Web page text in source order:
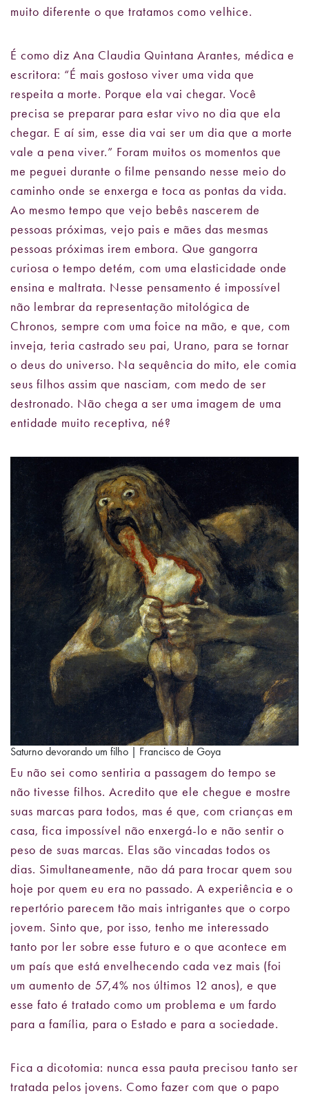
muito diferente o que tratamos como velhice.
É como diz Ana Claudia Quintana Arantes, médica e
escritora: “É mais gostoso viver uma vida que
respeita a morte. Porque ela vai chegar. Você
precisa se preparar para estar vivo no dia que ela
chegar. E aí sim, esse dia vai ser um dia que a morte
vale a pena viver.” Foram muitos os momentos que
me peguei durante o filme pensando nesse meio do
caminho onde se enxerga e toca as pontas da vida.
Ao mesmo tempo que vejo bebês nascerem de
pessoas próximas, vejo pais e mães das mesmas
pessoas próximas irem embora. Que gangorra
curiosa o tempo detém, com uma elasticidade onde
ensina e maltrata. Nesse pensamento é impossível
não lembrar da representação mitológica de
Chronos, sempre com uma foice na mão, e que, com
inveja, teria castrado seu pai, Urano, para se tornar
o deus do universo. Na sequência do mito, ele comia
seus filhos assim que nasciam, com medo de ser
destronado. Não chega a ser uma imagem de uma
entidade muito receptiva, né?
Saturno devorando um filho | Francisco de Goya
Eu não sei como sentiria a passagem do tempo se
não tivesse filhos. Acredito que ele chegue e mostre
suas marcas para todos, mas é que, com crianças em
casa, fica impossível não enxergá-lo e não sentir o
peso de suas marcas. Elas são vincadas todos os
dias. Simultaneamente, não dá para trocar quem sou
hoje por quem eu era no passado. A experiência e o
repertório parecem tão mais intrigantes que o corpo
jovem. Sinto que, por isso, tenho me interessado
tanto por ler sobre esse futuro e o que acontece em
um país que está envelhecendo cada vez mais (foi
um aumento de 57,4% nos últimos 12 anos), e que
esse fato é tratado como um problema e um fardo
para a família, para o Estado e para a sociedade.
Fica a dicotomia: nunca essa pauta precisou tanto ser
tratada pelos jovens. Como fazer com que o papo